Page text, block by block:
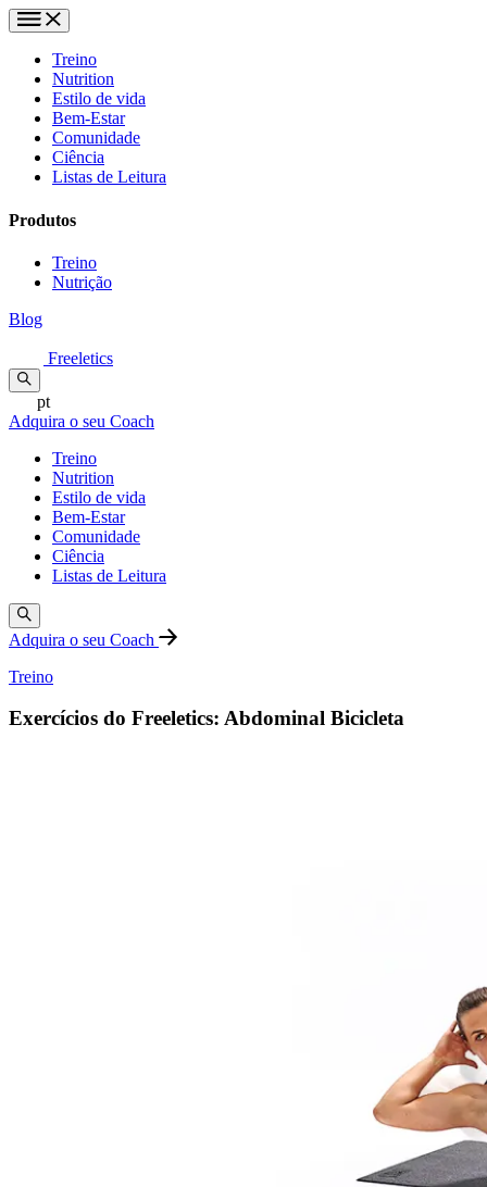
Treino
Nutrition
Estilo de vida
Bem-Estar
Comunidade
Ciência
Listas de Leitura
Produtos
Treino
Nutrição
Blog
Freeletics
pt
Adquira o seu Coach
Treino
Nutrition
Estilo de vida
Bem-Estar
Comunidade
Ciência
Listas de Leitura
Adquira o seu Coach
Treino
Exercícios do Freeletics: Abdominal Bicicleta